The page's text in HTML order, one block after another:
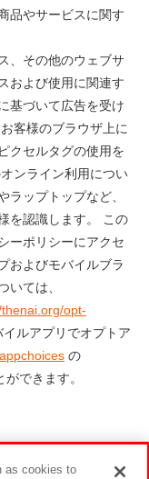
品やサービスに関す
、その他のウェブサ
および使用に関連す
基づいて広告を受け
客様のブラウザ上に
クセルタグの使用を
ンライン利用につい
ラップトップなど、
を認識します。 この
ーポリシーにアクセ
およびモバイルブラ
いては、
opt-
ルアプリでオプトア
の
できます。
について
as cookies to